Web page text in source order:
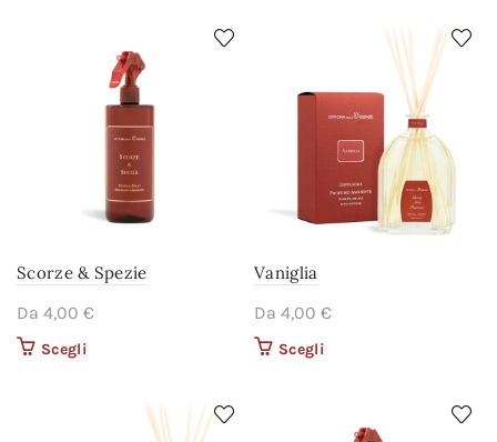
prodotto
nella pagina del
Scorze & Spezie
Da 4,00 €
Scegli
nella pagina del
Vaniglia
Da 4,00 €
Scegli